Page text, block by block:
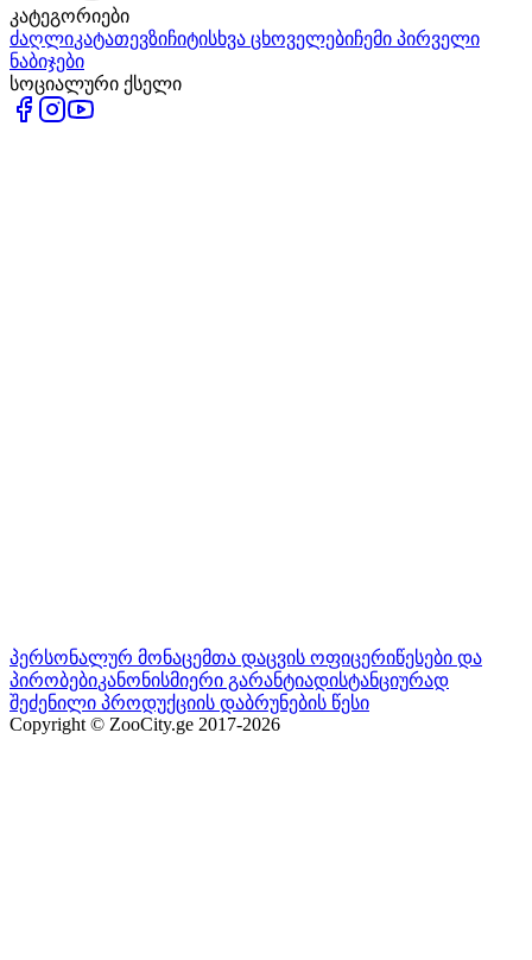
კატეგორიები
ძაღლიკატათევზიჩიტისხვა ცხოველებიჩემი პირველი
ნაბიჯები
სოციალური ქსელი
პერსონალურ მონაცემთა დაცვის ოფიცერიწესები და
პირობებიკანონისმიერი გარანტიადისტანციურად
შეძენილი პროდუქციის დაბრუნების წესი
Copyright © ZooCity.ge 2017-2026